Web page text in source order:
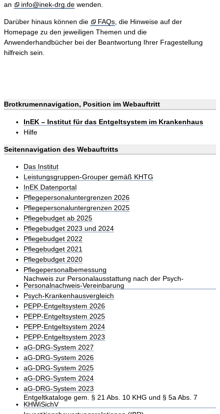
an
info@inek-drg.de wenden.
Darüber hinaus können die FAQs, die Hinweise auf der
Homepage zu den jeweiligen Themen und die
Anwenderhandbücher bei der Beantwortung Ihrer Fragestellung
hilfreich sein.
Brotkrumennavigation, Position im Webauftritt
InEK – Institut für das Entgeltsystem im Krankenhaus
Hilfe
Seitennavigation des Webauftritts
Das Institut
Leistungsgruppen-Grouper gemäß KHTG
InEK Datenportal
Pflegepersonaluntergrenzen 2026
Pflegepersonaluntergrenzen 2025
Pflegebudget ab 2025
Pflegebudget 2023 und 2024
Pflegebudget 2022
Pflegebudget 2021
Pflegebudget 2020
Pflegepersonalbemessung
Nachweis zur Personalausstattung nach der Psych-
Personalnachweis-Vereinbarung
Psych-Krankenhausvergleich
PEPP-Entgeltsystem 2026
PEPP-Entgeltsystem 2025
PEPP-Entgeltsystem 2024
PEPP-Entgeltsystem 2023
aG-DRG-System 2027
aG-DRG-System 2026
aG-DRG-System 2025
aG-DRG-System 2024
aG-DRG-System 2023
Entgeltkataloge gem. § 21 Abs. 10 KHG und § 5a Abs. 7
KHWiSichV